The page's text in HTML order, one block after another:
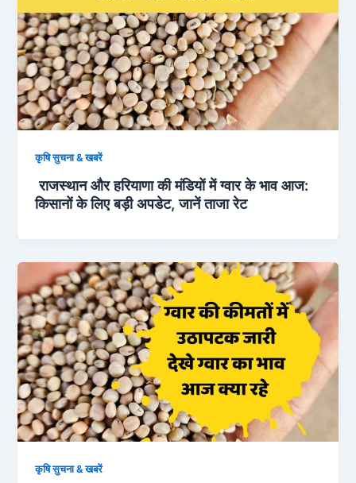
कृषि सुचना & खबरें
राजस्थान और हरियाणा की मंडियों में ग्वार के भाव आज:
किसानों के लिए बड़ी अपडेट, जानें ताजा रेट
कृषि सुचना & खबरें